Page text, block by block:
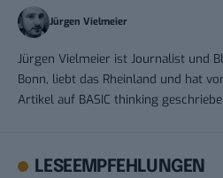
Jürgen Vielmeier
Jürgen Vielmeier ist Journalist und
Bonn, liebt das Rheinland und hat
Artikel auf BASIC thinking
LESEEMPFEHLUNGEN